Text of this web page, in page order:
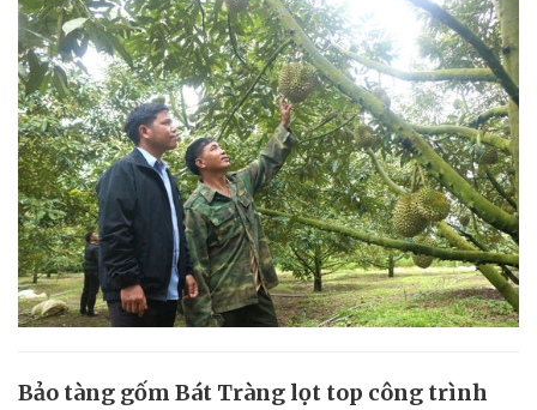
Bảo tàng gốm Bát Tràng lọt top công trình